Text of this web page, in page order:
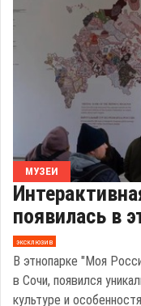
МУЗЕИ
появилась в
эксклюзив
В этнопарке "Моя
в Сочи, появился
культуре и